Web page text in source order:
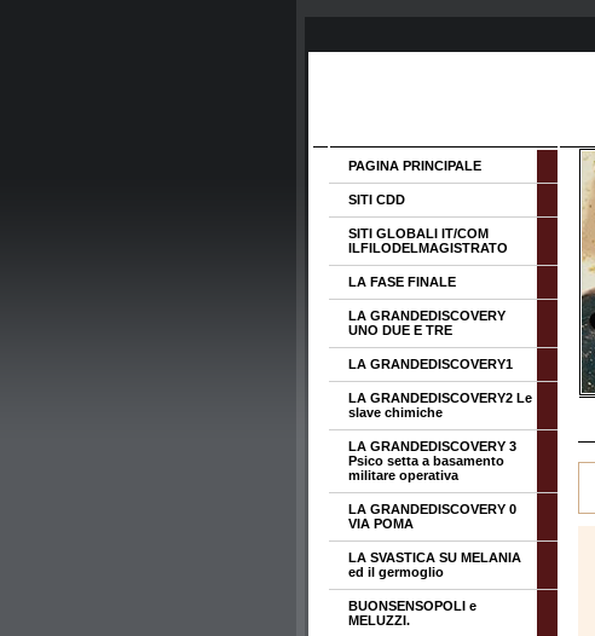
PAGINA PRINCIPALE
SITI CDD
SITI GLOBALI IT/COM
ILFILODELMAGISTRATO
LA FASE FINALE
LA GRANDEDISCOVERY
UNO DUE E TRE
LA GRANDEDISCOVERY1
LA GRANDEDISCOVERY2 Le
slave chimiche
LA GRANDEDISCOVERY 3
Psico setta a basamento
militare operativa
LA GRANDEDISCOVERY 0
VIA POMA
LA SVASTICA SU MELANIA
ed il germoglio
BUONSENSOPOLI e
MELUZZI.